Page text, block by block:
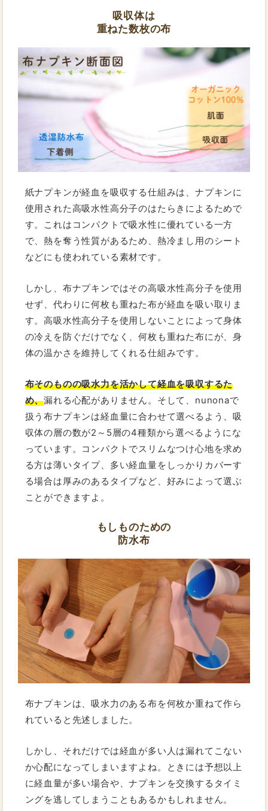
吸収体は
重ねた数枚の布
紙ナプキンが経血を吸収する仕組みは、ナプキンに
使用された高吸水性高分子のはたらきによるためで
す。これはコンパクトで吸水性に優れている一方
で、熱を奪う性質があるため、熱冷まし用のシート
などにも使われている素材です。
しかし、布ナプキンではその高吸水性高分子を使用
せず、代わりに何枚も重ねた布が経血を吸い取りま
す。高吸水性高分子を使用しないことによって身体
の冷えを防ぐだけでなく、何枚も重ねた布にが、身
体の温かさを維持してくれる仕組みです。
布そのものの吸水力を活かして経血を吸収するた
め、漏れる心配がありません。そして、nunonaで
扱う布ナプキンは経血量に合わせて選べるよう、吸
収体の層の数が2～5層の4種類から選べるようにな
っています。コンパクトでスリムなつけ心地を求め
る方は薄いタイプ、多い経血量をしっかりカバーす
る場合は厚みのあるタイプなど、好みによって選ぶ
ことができますよ。
もしものための
防水布
布ナプキンは、吸水力のある布を何枚か重ねて作ら
れていると先述しました。
しかし、それだけでは経血が多い人は漏れてこない
か心配になってしまいますよね。ときには予想以上
に経血量が多い場合や、ナプキンを交換するタイミ
ングを逃してしまうこともあるかもしれません。